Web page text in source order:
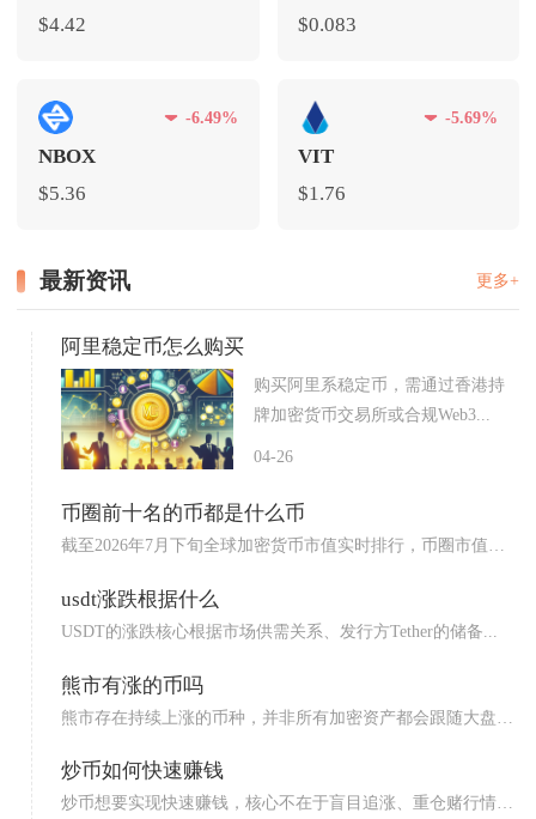
$4.42
$0.083
-6.49%
NBOX
$5.36
-5.69%
VIT
$1.76
最新资讯 更多+
阿里稳定币怎么购买
购买阿里系稳定币，需通过香港持
牌加密货币交易所或合规Web3...
04-26
币圈前十名的币都是什么币
截至2026年7月下旬全球加密货币市值实时排行，币圈市值前
usdt涨跌根据什么
USDT的涨跌核心根据市场供需关系、发行方Tether的储备...
熊市有涨的币吗
熊市存在持续上涨的币种，并非所有加密资产都会跟随大盘同
炒币如何快速赚钱
炒币想要实现快速赚钱，核心不在于盲目追涨、重仓赌行情，